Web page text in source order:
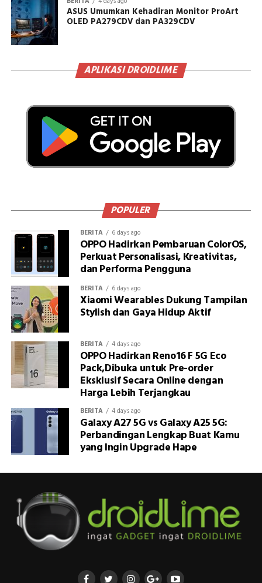
ASUS Umumkan Kehadiran Monitor ProArt
OLED PA279CDV dan PA329CDV
APLIKASI DROIDLIME
POPULER
BERITA 6 days ago
OPPO Hadirkan Pembaruan ColorOS,
Perkuat Personalisasi, Kreativitas,
dan Performa Pengguna
BERITA 6 days ago
Xiaomi Wearables Dukung Tampilan
Stylish dan Gaya Hidup Aktif
BERITA 4 days ago
OPPO Hadirkan Reno16 F 5G Eco
Pack,Dibuka untuk Pre-order
Eksklusif Secara Online dengan
Harga Lebih Terjangkau
BERITA 4 days ago
Galaxy A27 5G vs Galaxy A25 5G:
Perbandingan Lengkap Buat Kamu
yang Ingin Upgrade Hape